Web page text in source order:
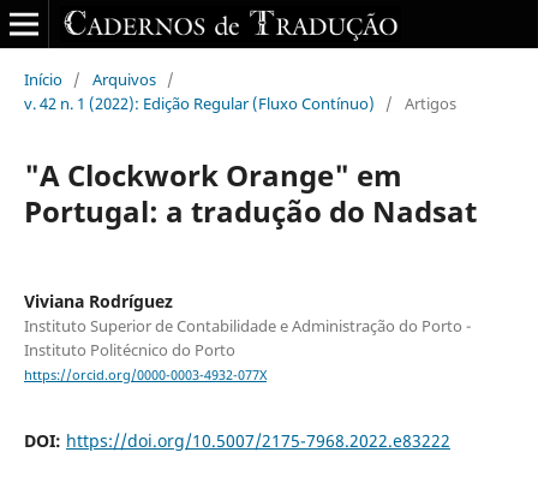
Início / Arquivos /
v. 42 n. 1 (2022): Edição Regular (Fluxo Contínuo)
/ Artigos
"A Clockwork Orange" em
Portugal: a tradução do Nadsat
Viviana Rodríguez
Instituto Superior de Contabilidade e Administração do Porto -
Instituto Politécnico do Porto
https://orcid.org/0000-0003-4932-077X
DOI: https://doi.org/10.5007/2175-7968.2022.e83222